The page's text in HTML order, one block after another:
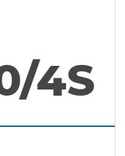
4S